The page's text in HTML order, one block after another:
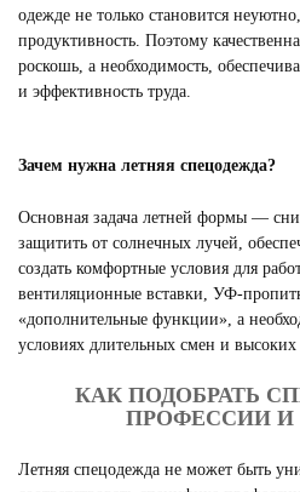
одежде не только становится
продуктивность. Поэтому
роскошь, а необходимость,
и эффективность труда.
Зачем нужна летняя спецодежда?
Основная задача летней формы —
защитить от солнечных лучей,
создать комфортные условия для
вентиляционные вставки, УФ-
«дополнительные функции», а
условиях длительных смен и высоких
КАК ПОДОБРАТЬ
ПРОФЕССИИ И
Летняя спецодежда не может быть